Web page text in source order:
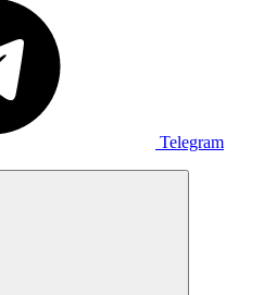
Telegram